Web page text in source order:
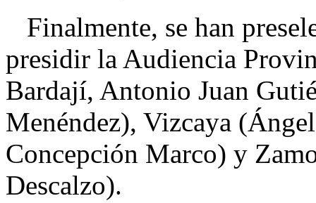
Finalmente, se han
presidir la Audiencia
Bardají, Antonio Juan
Menéndez), Vizcaya
Concepción Marco) y
Descalzo).